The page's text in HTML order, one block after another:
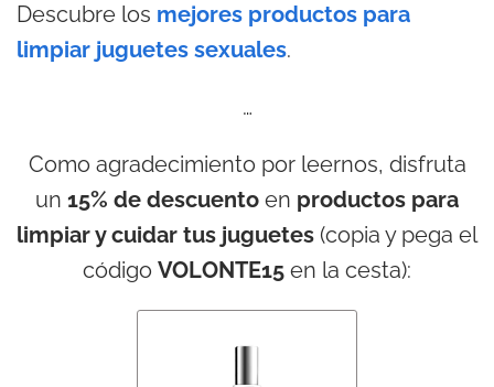
Descubre los mejores productos para
limpiar juguetes sexuales.
…
Como agradecimiento por leernos, disfruta
un 15% de descuento en productos para
limpiar y cuidar tus juguetes (copia y pega el
código VOLONTE15 en la cesta):